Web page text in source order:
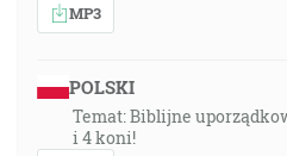
MP3
POLSKI
Temat: Biblijne
i 4 koni!